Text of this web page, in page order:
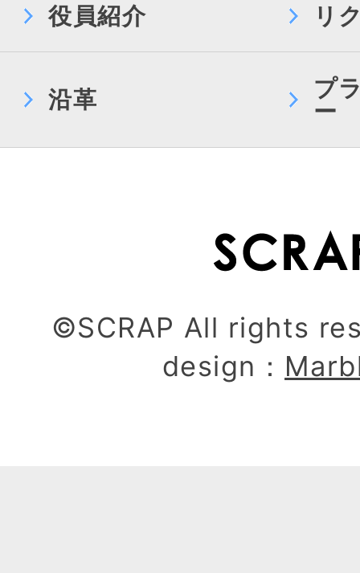
役員紹介 リ
沿革
プ
ー
©SCRAP All rights
design：